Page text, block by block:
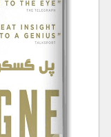
فرهنگ / هنر
کیهان / نجوم
گردشگری
ماورایی
مسابقات / ورزشی